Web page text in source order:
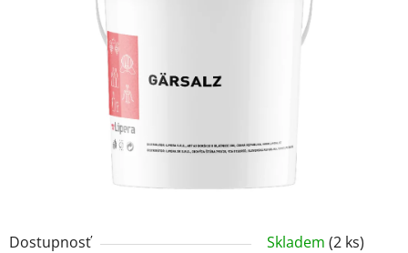
Dostupnosť Skladem (2 ks)